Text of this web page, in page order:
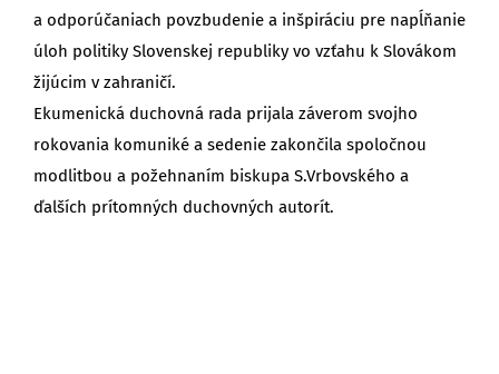
a odporúčaniach povzbudenie a inšpiráciu pre napĺňanie
úloh politiky Slovenskej republiky vo vzťahu k Slovákom
žijúcim v zahraničí.
Ekumenická duchovná rada prijala záverom svojho
rokovania komuniké a sedenie zakončila spoločnou
modlitbou a požehnaním biskupa S.Vrbovského a
ďalších prítomných duchovných autorít.